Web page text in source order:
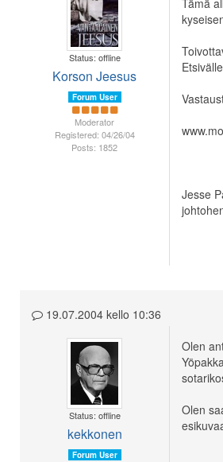
Status: offline
Korson Jeesus
Forum User
Moderator
Registered: 04/26/04
Posts: 1852
Tämä
Jesse
19.07.2004 kello 10:36
Status: offline
kekkonen
Forum User
Olen
Olen